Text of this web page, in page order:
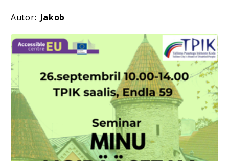
Autor: Jakob